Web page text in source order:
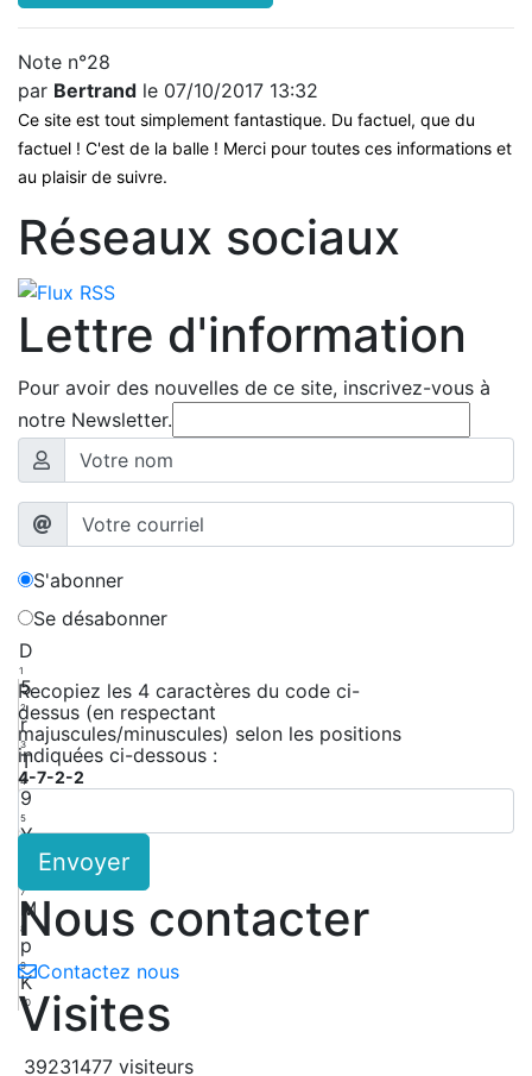
Note n°28
par Bertrand le 07/10/2017 13:32
Ce site est tout simplement fantastique. Du factuel, que du
factuel ! C'est de la balle ! Merci pour toutes ces informations et
au plaisir de suivre.
Réseaux sociaux
Lettre d'information
Pour avoir des nouvelles de ce site, inscrivez-vous à
notre Newsletter.
S'abonner
Se désabonner
D
1
5
2
r
3
T
4
9
5
Y
7
M
8
p
9
K
10
Recopiez les 4 caractères du code ci-
dessus (en respectant
majuscules/minuscules) selon les positions
indiquées ci-dessous :
4-7-2-2
Envoyer
Nous contacter
Contactez nous
Visites
39231477 visiteurs